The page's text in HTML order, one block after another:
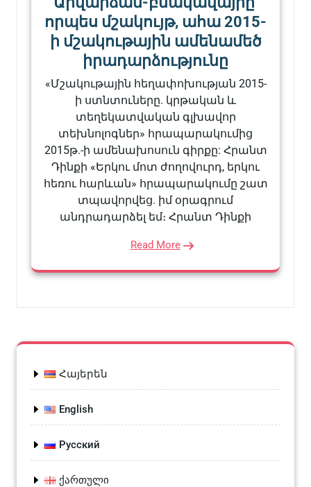
որպես մշակույթ, ահա 2015-
ի մշակութային ամենամեծ
իրադարձությունը
«Մշակութային հեղափոխության 2015-
ի ստնտուները. կրթական և
տեղեկատվական գլխավոր
տեխնոլոգներ» հրապարակումից
2015թ.-ի ամենախոսուն գիրքը: Հրանտ
Դինքի «Երկու մոտ ժողովուրդ, երկու
հեռու հարևան» հրապարակումը շատ
տպավորվեց. իմ օրագրում
անդրադարձել եմ։ Հրանտ Դինքի
Read More
Հայերեն
English
Русский
ქართული